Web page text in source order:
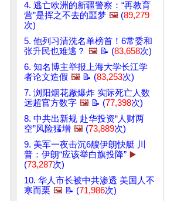
4. 逃亡欧洲的新疆警察：“再教育
营”是挥之不去的噩梦 🖼️ (89,279
次)
5. 他列习清洗名单榜首！6常委和
张升民也难逃？ 🖼️ 📝 (83,658次)
6. 知名博主举报上海大学长江学
者论文造假 🖼️ 📝 (83,253次)
7. 浏阳烟花厰爆炸 实际死亡人数
远超官方数字 🖼️ 📝 (77,398次)
8. 中共出新规 赴华投资“人财两
空”风险猛增 🖼️ (73,889次)
9. 美军一夜击沉6艘伊朗快艇 川
普：伊朗“应该举白旗投降” ▶️
(73,287次)
10. 华人市长被中共渗透 美国人不
寒而栗 🖼️ 📝 (71,986次)